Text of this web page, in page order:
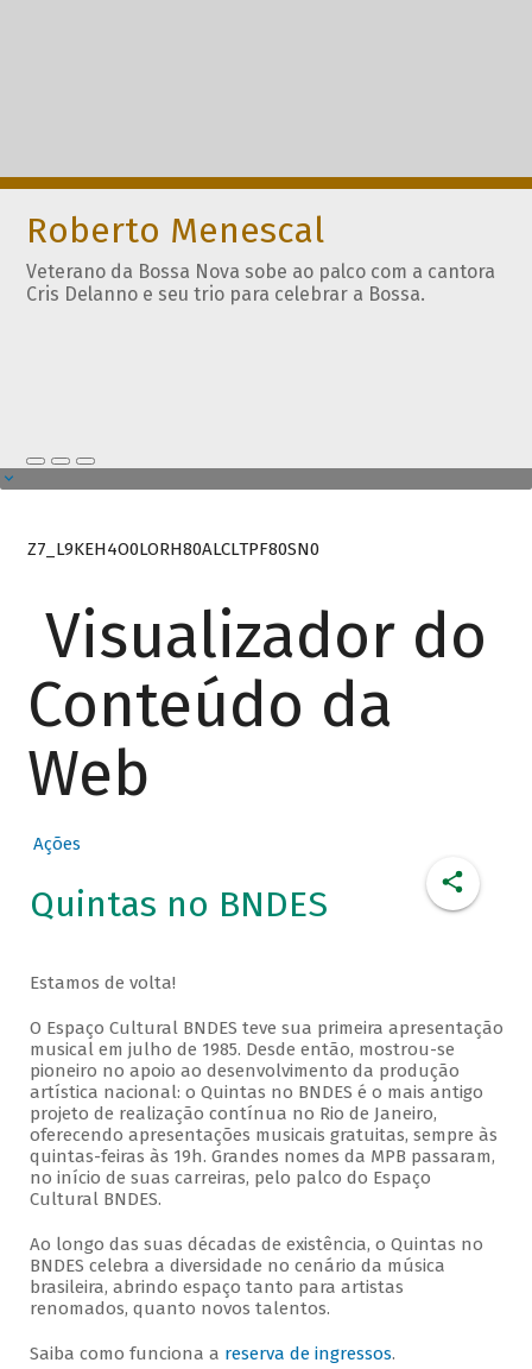
Roberto Menescal
Veterano da Bossa Nova sobe ao palco com a cantora
Cris Delanno e seu trio para celebrar a Bossa.
Z7_L9KEH4O0LORH80ALCLTPF80SN0
Visualizador do
Conteúdo da
Web
Ações
Quintas no BNDES
Estamos de volta!
O Espaço Cultural BNDES teve sua primeira apresentação
musical em julho de 1985. Desde então, mostrou-se
pioneiro no apoio ao desenvolvimento da produção
artística nacional: o Quintas no BNDES é o mais antigo
projeto de realização contínua no Rio de Janeiro,
oferecendo apresentações musicais gratuitas, sempre às
quintas-feiras às 19h. Grandes nomes da MPB passaram,
no início de suas carreiras, pelo palco do Espaço
Cultural BNDES.
Ao longo das suas décadas de existência, o Quintas no
BNDES celebra a diversidade no cenário da música
brasileira, abrindo espaço tanto para artistas
renomados, quanto novos talentos.
Saiba como funciona a reserva de ingressos.